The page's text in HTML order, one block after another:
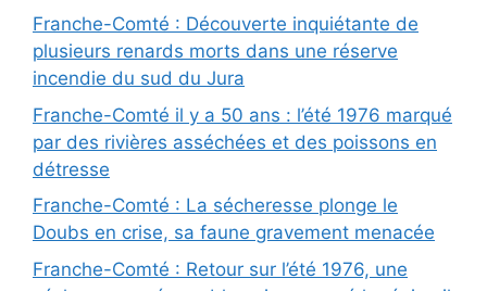
Franche-Comté : Découverte inquiétante de
plusieurs renards morts dans une réserve
incendie du sud du Jura
Franche-Comté il y a 50 ans : l’été 1976 marqué
par des rivières asséchées et des poissons en
détresse
Franche-Comté : La sécheresse plonge le
Doubs en crise, sa faune gravement menacée
Franche-Comté : Retour sur l’été 1976, une